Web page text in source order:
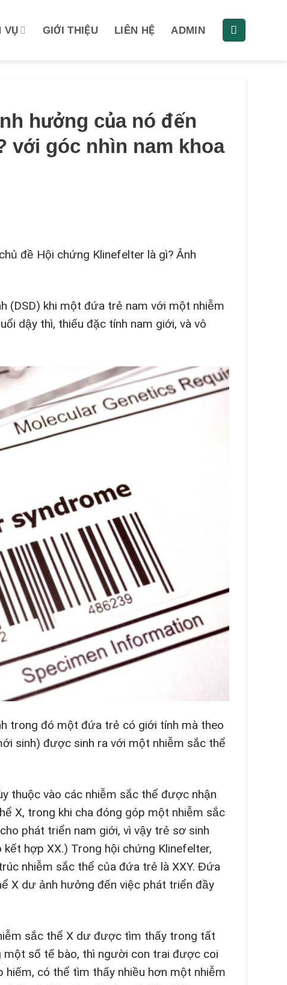
VỤ GIỚI THIỆU LIÊN HỆ ADMIN
hưởng của nó đến
với góc nhìn nam khoa
đề Hội chứng Klinefelter là gì? Ảnh
(DSD) khi một đứa trẻ nam với một nhiễm
dậy thì, thiếu đặc tính nam giới, và vô
trong đó một đứa trẻ có giới tính mà theo
sinh) được sinh ra với một nhiễm sắc thể
thuộc vào các nhiễm sắc thể được nhận
X, trong khi cha đóng góp một nhiễm sắc
phát triển nam giới, vì vậy trẻ sơ sinh
hợp XX.) Trong hội chứng Klinefelter,
nhiễm sắc thể của đứa trẻ là XXY. Đứa
X dư ảnh hưởng đến việc phát triển đầy
sắc thể X dư được tìm thấy trong tất
số tế bào, thì người con trai được coi
có thể tìm thấy nhiều hơn một nhiễm